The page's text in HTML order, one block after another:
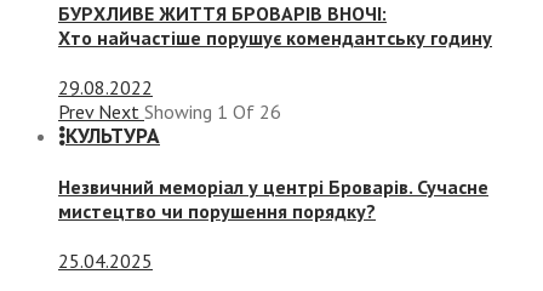
БУРХЛИВЕ ЖИТТЯ БРОВАРІВ ВНОЧІ:
Хто найчастіше порушує комендантську годину
29.08.2022
Prev Next Showing 1 Of 26
КУЛЬТУРА
Незвичний меморіал у центрі Броварів. Сучасне
мистецтво чи порушення порядку?
25.04.2025